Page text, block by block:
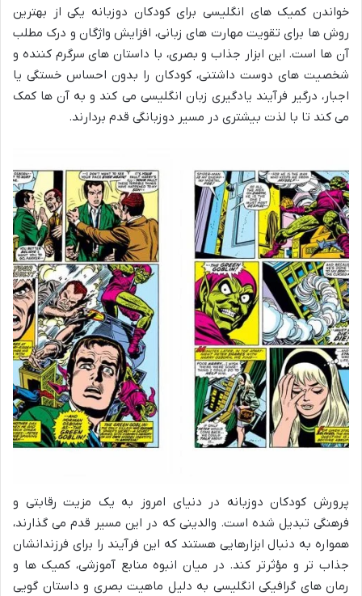
خواندن کمیک های انگلیسی برای کودکان دوزبانه یکی از بهترین
روش ها برای تقویت مهارت های زبانی، افزایش واژگان و درک مطلب
آن ها است. این ابزار جذاب و بصری، با داستان های سرگرم کننده و
شخصیت های دوست داشتنی، کودکان را بدون احساس خستگی یا
اجبار، درگیر فرآیند یادگیری زبان انگلیسی می کند و به آن ها کمک
می کند تا با لذت بیشتری در مسیر دوزبانگی قدم بردارند.
پرورش کودکان دوزبانه در دنیای امروز به یک مزیت رقابتی و
فرهنگی تبدیل شده است. والدینی که در این مسیر قدم می گذارند،
همواره به دنبال ابزارهایی هستند که این فرآیند را برای فرزندانشان
جذاب تر و مؤثرتر کند. در میان انبوه منابع آموزشی، کمیک ها و
رمان های گرافیکی انگلیسی به دلیل ماهیت بصری و داستان گویی